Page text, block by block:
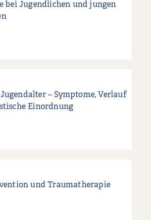
bei Jugendlichen und jungen
– Symptome, Verlauf
Einordnung
und Traumatherapie